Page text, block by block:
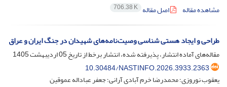
مشاهده مقاله
اصل مقاله 706.38 K
طراحی و ایجاد هستی شناسی وصیت‌نامه‌های شهیدان در جنگ ایران و عراق
مقاله‌های آماده انتشار، پذیرفته شده، انتشار برخط از تاریخ05 اردیبهشت 1405
10.30484/NASTINFO.2026.3933.2363
یعقوب نوروزی؛ محمدرضا خرم آبادی آرانی؛ جعفر عباداله عموقین